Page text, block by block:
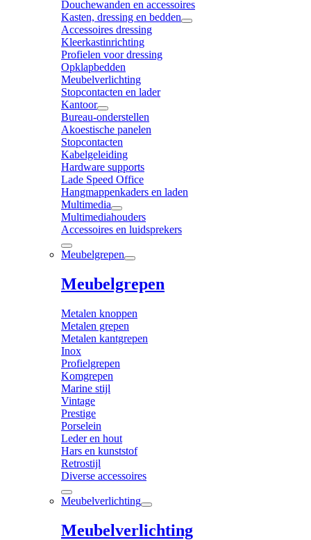
Douchewanden en accessoires
Kasten, dressing en bedden
Accessoires dressing
Kleerkastinrichting
Profielen voor dressing
Opklapbedden
Meubelverlichting
Stopcontacten en lader
Kantoor
Bureau-onderstellen
Akoestische panelen
Stopcontacten
Kabelgeleiding
Hardware supports
Lade Speed Office
Hangmappenkaders en laden
Multimedia
Multimediahouders
Accessoires en luidsprekers
Meubelgrepen
Meubelgrepen
Metalen knoppen
Metalen grepen
Metalen kantgrepen
Inox
Profielgrepen
Komgrepen
Marine stijl
Vintage
Prestige
Porselein
Leder en hout
Hars en kunststof
Retrostijl
Diverse accessoires
Meubelverlichting
Meubelverlichting